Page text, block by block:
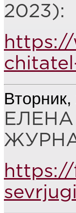
2023):